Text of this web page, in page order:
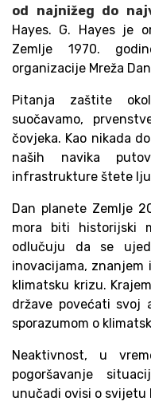
od najnižeg do
Hayes. G. Hayes je
Zemlje 1970.
organizacije Mreža
Pitanja zaštite
suočavamo,
čovjeka. Kao nikada
naših navika
infrastrukture štete
Dan planete Zemlje
mora biti historijski
odlučuju da se
inovacijama, znanjem
klimatsku krizu.
države povećati svoj
sporazumom o
Neaktivnost, u
pogoršavanje
unučadi ovisi o svijetu